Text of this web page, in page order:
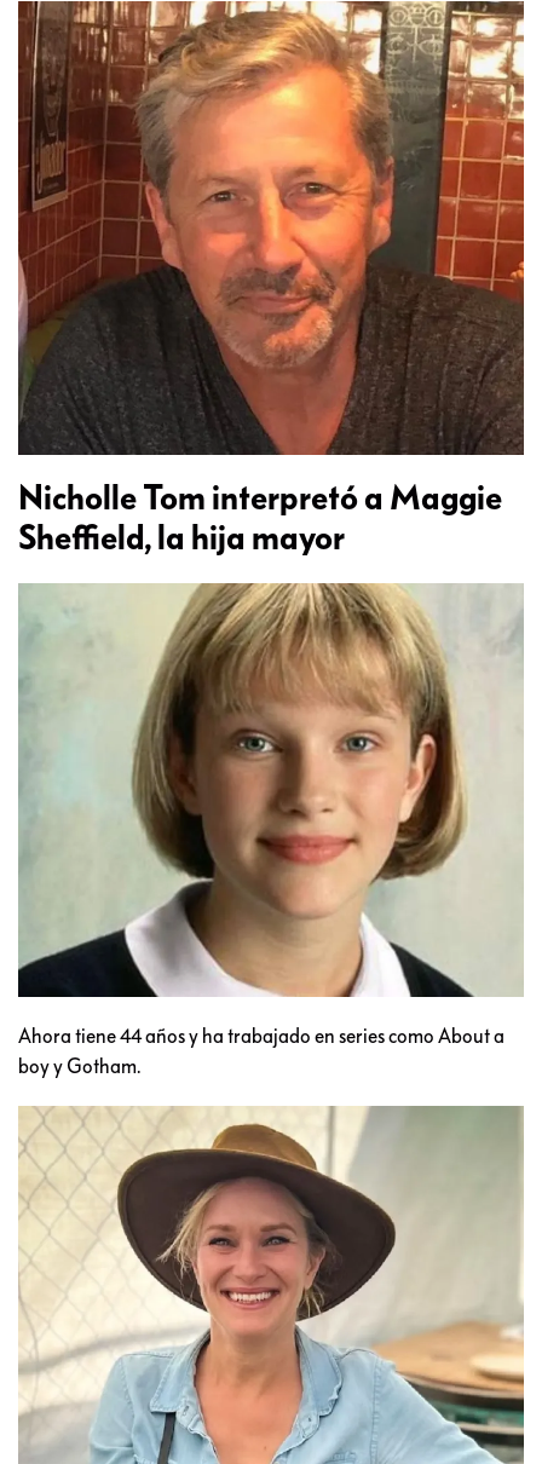
Nicholle Tom interpretó a Maggie
Sheffield, la hija mayor
Ahora tiene 44 años y ha trabajado en series como About a
boy y Gotham.